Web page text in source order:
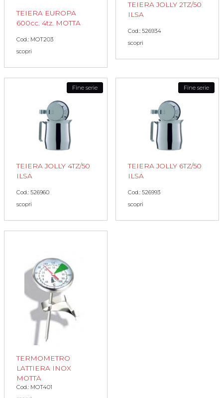
TEIERA EUROPA
600cc. 4tz. MOTTA
Cod.: MOT203
scopri
TEIERA JOLLY 2TZ/50
ILSA
Cod.: 526934
scopri
Fine serie
TEIERA JOLLY 4TZ/50
ILSA
Cod.: 526960
scopri
Fine serie
TEIERA JOLLY 6TZ/50
ILSA
Cod.: 526993
scopri
TERMOMETRO
LATTIERA INOX
MOTTA
Cod.: MOT401